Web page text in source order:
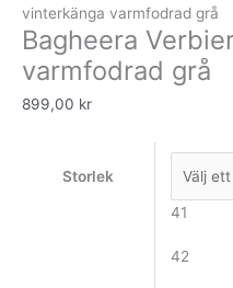
vinterkänga varmfodrad grå
Bagheera
varmfodrad grå
899,00 kr
Storlek
41
42
varmfodrad
grå
mängd